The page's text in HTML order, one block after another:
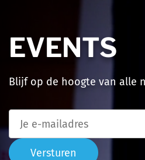
EVENTS
Blijf op de hoogte van alle
Versturen